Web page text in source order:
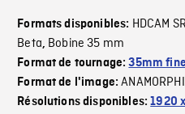
Formats disponibles: HDCAM SR
Beta, Bobine 35 mm
Format de tournage:35mm
Format de l'image:
Résolutions disponibles:1920